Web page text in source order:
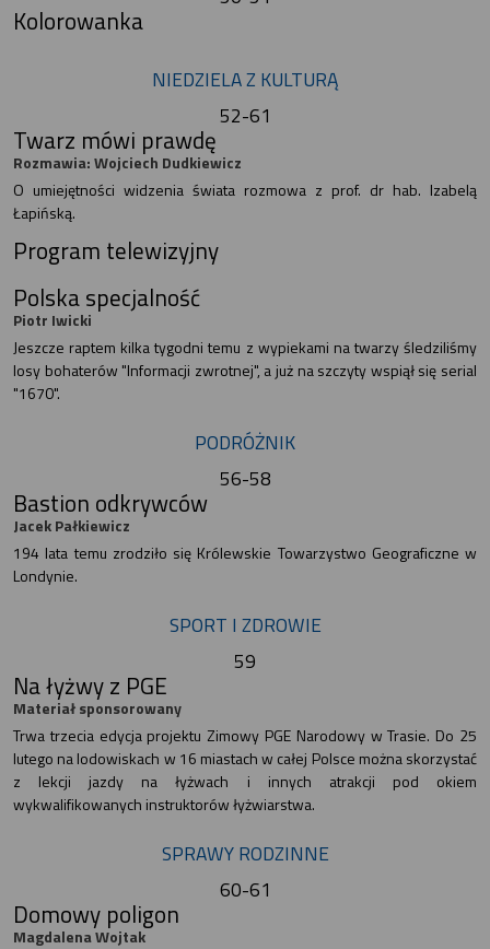
Kolorowanka
NIEDZIELA Z KULTURĄ
52-61
Twarz mówi prawdę
Rozmawia: Wojciech Dudkiewicz
O umiejętności widzenia świata rozmowa z prof. dr hab. Izabelą
Łapińską.
Program telewizyjny
Polska specjalność
Piotr Iwicki
Jeszcze raptem kilka tygodni temu z wypiekami na twarzy śledziliśmy
losy bohaterów "Informacji zwrotnej", a już na szczyty wspiął się serial
"1670".
PODRÓŻNIK
56-58
Bastion odkrywców
Jacek Pałkiewicz
194 lata temu zrodziło się Królewskie Towarzystwo Geograficzne w
Londynie.
SPORT I ZDROWIE
59
Na łyżwy z PGE
Materiał sponsorowany
Trwa trzecia edycja projektu Zimowy PGE Narodowy w Trasie. Do 25
lutego na lodowiskach w 16 miastach w całej Polsce można skorzystać
z lekcji jazdy na łyżwach i innych atrakcji pod okiem
wykwalifikowanych instruktorów łyżwiarstwa.
SPRAWY RODZINNE
60-61
Domowy poligon
Magdalena Wojtak